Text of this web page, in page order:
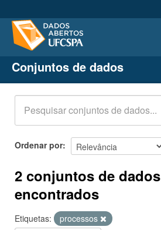
Conjuntos de dados
Organizações
Grupos
Sobre
Conjuntos de dados
Ordenar por
2 conjuntos de dados
encontrados
Etiquetas:
processos